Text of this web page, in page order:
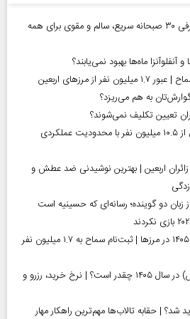
صبحانه چی درست کنم؟ معرفی ۳۰ صبحانه سریع، سالم و مقوی برای همه
آنفلوآنزا ماه‌ها بهبود نمی‌یابند؟
به هم می‌ریزد؟
تعیین تکلیف نمی‌شوند؟
آمار معلولیت در ایران | بیش از ۱۰.۵ میلیون نفر با محدودیت عملکردی
اربعین | بهترین نوشیدنی ضد عطش و
از زبان دو گوینده؛ رسانه‌ای که حسینیه است
آغاز رسمی برنامه‌های اربعین ۱۴۰۵ در مرز‌ها | ثبت‌نام سماح به ۱.۷ میلیون نفر
قیمت قبر در بهشت زهرا (س) در سال ۱۴۰۵ چقدر است؟ | نرخ خرید، رزرو و
شد؟ | حقابه تالاب‌ها مهم‌ترین راهکار مهار